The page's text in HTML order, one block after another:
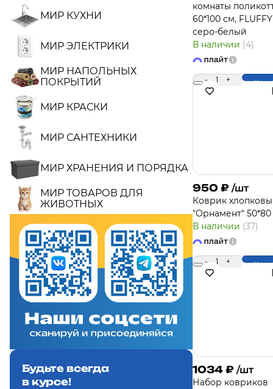
МИР КУХНИ
МИР ЭЛЕКТРИКИ
МИР НАПОЛЬНЫХ
ПОКРЫТИЙ
МИР КРАСКИ
МИР САНТЕХНИКИ
МИР ХРАНЕНИЯ И ПОРЯДКА
МИР ТОВАРОВ ДЛЯ
ЖИВОТНЫХ
Будьте всегда
в курсе!
комнаты
60*100 см, FLUFFY
серо-белый
В наличии (4)
- 1 +
950 ₽ /шт
Коврик
"Орнамент"
В наличии (37)
- 1 +
1034 ₽ /шт
Набор ковриков